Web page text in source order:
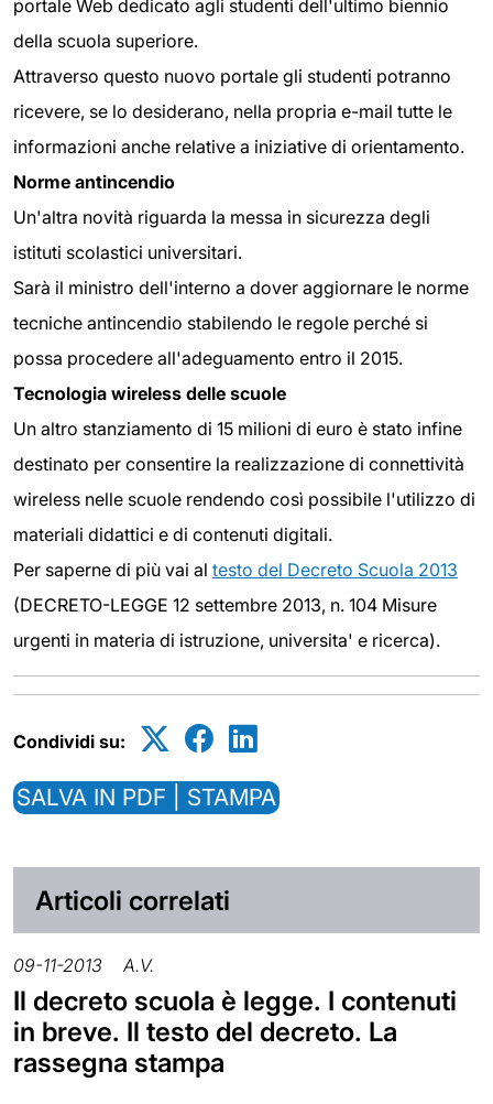
portale Web dedicato agli studenti dell'ultimo biennio
della scuola superiore.
Attraverso questo nuovo portale gli studenti potranno
ricevere, se lo desiderano, nella propria e-mail tutte le
informazioni anche relative a iniziative di orientamento.
Norme antincendio
Un'altra novità riguarda la messa in sicurezza degli
istituti scolastici universitari.
Sarà il ministro dell'interno a dover aggiornare le norme
tecniche antincendio stabilendo le regole perché si
possa procedere all'adeguamento entro il 2015.
Tecnologia wireless delle scuole
Un altro stanziamento di 15 milioni di euro è stato infine
destinato per consentire la realizzazione di connettività
wireless nelle scuole rendendo così possibile l'utilizzo di
materiali didattici e di contenuti digitali.
Per saperne di più vai al testo del Decreto Scuola 2013
(DECRETO-LEGGE 12 settembre 2013, n. 104 Misure
urgenti in materia di istruzione, universita' e ricerca).
Condividi su:
SALVA IN PDF | STAMPA
Articoli correlati
09-11-2013 A.V.
Il decreto scuola è legge. I contenuti
in breve. Il testo del decreto. La
rassegna stampa